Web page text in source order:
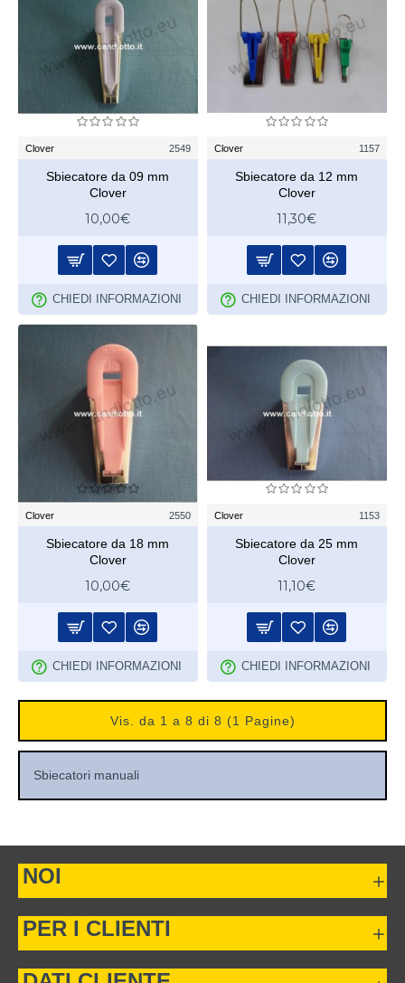
Sbiecatori manuali
Clover 2549
Sbiecatore da 09 mm
Clover
10,00€
CHIEDI INFORMAZIONI
Clover 1157
Sbiecatore da 12 mm
Clover
11,30€
CHIEDI INFORMAZIONI
Clover 2550
Sbiecatore da 18 mm
Clover
10,00€
CHIEDI INFORMAZIONI
Clover 1153
Sbiecatore da 25 mm
Clover
11,10€
CHIEDI INFORMAZIONI
Vis. da 1 a 8 di 8 (1 Pagine)
NOI
PER I CLIENTI